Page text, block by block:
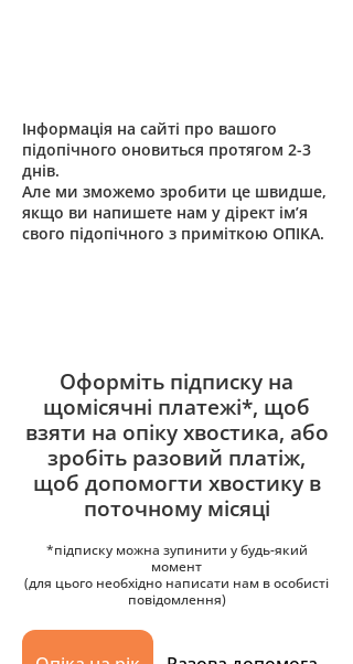
Інформація на сайті про вашого
підопічного оновиться протягом 2-3
днів.
Але ми зможемо зробити це швидше,
якщо ви напишете нам у дірект ім’я
свого підопічного з приміткою ОПІКА.
Оформіть підписку на
щомісячні платежі*, щоб
взяти на опіку хвостика, або
зробіть разовий платіж,
щоб допомогти хвостику в
поточному місяці
*підписку можна зупинити у будь-який
момент
(для цього необхідно написати нам в особисті
повідомлення)